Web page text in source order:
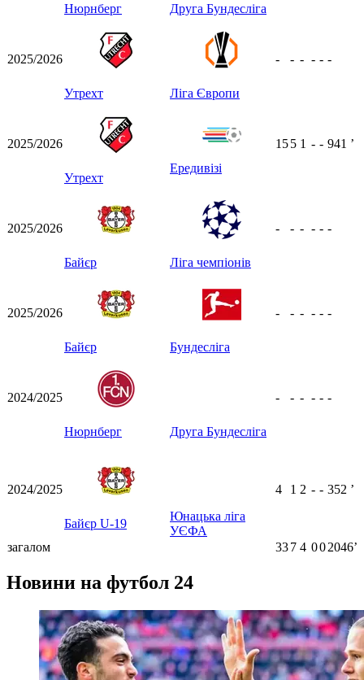
Нюрнберг Друга Бундесліга
2025/2026
Утрехт Ліга Європи
- - - - - -
2025/2026
Утрехт
Ередивізі
155 1 - - 941 ʼ
2025/2026
Байєр Ліга чемпіонів
- - - - - -
2025/2026
Байєр Бундесліга
- - - - - -
2024/2025
Нюрнберг Друга Бундесліга
- - - - - -
2024/2025
Байєр U-19
Юнацька ліга
УЄФА
4 1 2 - - 352 ʼ
загалом 337 4 002046ʼ
Новини на футбол 24